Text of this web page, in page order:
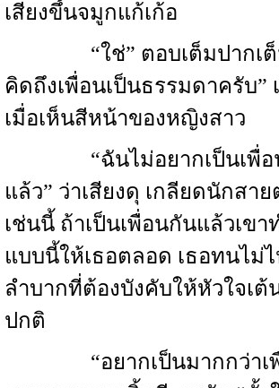
เสียงขึ้นจมูกแก้เก้อ
“ใช่” ตอบเต็มปากเต็ม
คิดถึงเพื่อนเป็นธรรมดาครับ”
เมื่อเห็นสีหน้าของหญิงสาว
“ฉันไม่อยากเป็นเพื่อน
แล้ว” ว่าเสียงดุ เกลียดนักสา
เช่นนี้ ถ้าเป็นเพื่อนกันแล้วเขา
แบบนี้ให้เธอตลอด เธอทนไม่
ลำบากที่ต้องบังคับให้หัวใจเต้
ปกติ
“อยากเป็นมากกว่าเพื่